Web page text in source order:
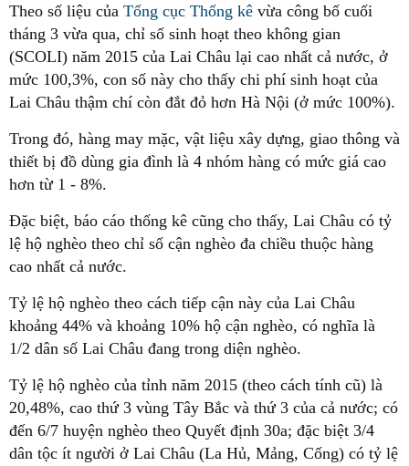
Theo số liệu của Tổng cục Thống kê vừa công bố cuối
tháng 3 vừa qua, chỉ số sinh hoạt theo không gian
(SCOLI) năm 2015 của Lai Châu lại cao nhất cả nước, ở
mức 100,3%, con số này cho thấy chi phí sinh hoạt của
Lai Châu thậm chí còn đắt đỏ hơn Hà Nội (ở mức 100%).
Trong đó, hàng may mặc, vật liệu xây dựng, giao thông và
thiết bị đồ dùng gia đình là 4 nhóm hàng có mức giá cao
hơn từ 1 - 8%.
Đặc biệt, báo cáo thống kê cũng cho thấy, Lai Châu có tỷ
lệ hộ nghèo theo chỉ số cận nghèo đa chiều thuộc hàng
cao nhất cả nước.
Tỷ lệ hộ nghèo theo cách tiếp cận này của Lai Châu
khoảng 44% và khoảng 10% hộ cận nghèo, có nghĩa là
1/2 dân số Lai Châu đang trong diện nghèo.
Tỷ lệ hộ nghèo của tỉnh năm 2015 (theo cách tính cũ) là
20,48%, cao thứ 3 vùng Tây Bắc và thứ 3 của cả nước; có
đến 6/7 huyện nghèo theo Quyết định 30a; đặc biệt 3/4
dân tộc ít người ở Lai Châu (La Hủ, Mảng, Cống) có tỷ lệ